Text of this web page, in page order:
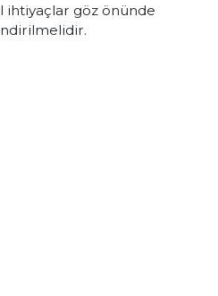
ihtiyaçlar göz önünde